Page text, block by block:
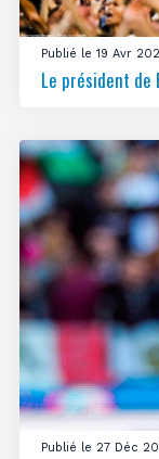
Publié le 19 Avr
Le président de
Publié le 27 Déc